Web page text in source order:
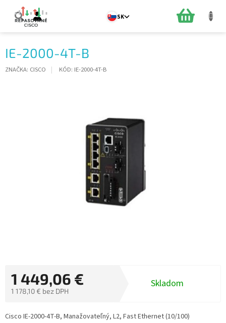
obsah
SK
IE-2000-4T-B
ZNAČKA: CISCO KÓD: IE-2000-4T-B
1 449,06 €
1 178,10 € bez DPH
cena:
Skladom
Cisco IE-2000-4T-B, Manažovateľný, L2, Fast Ethernet (10/100)